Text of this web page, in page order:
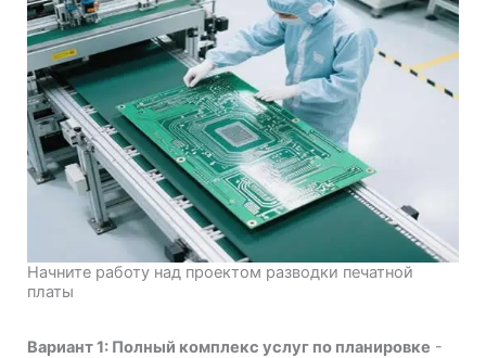
Начните работу над проектом разводки печатной
платы
Вариант 1: Полный комплекс услуг по планировке -